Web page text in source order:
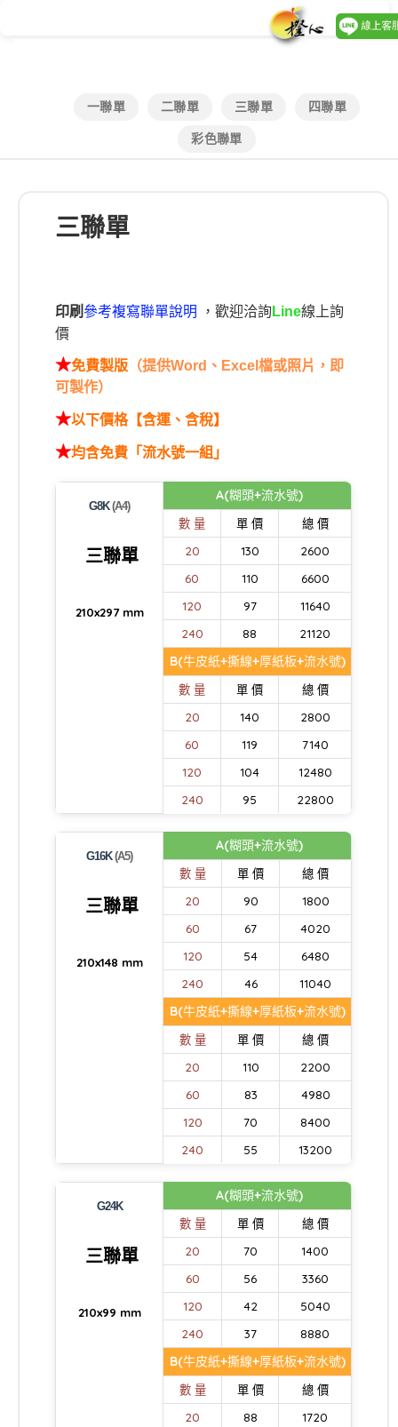
一聯單 二聯單 三聯單
四聯單
彩色聯單
三聯單
印刷參考複寫聯單說明 ，歡迎洽詢 Line線上詢
價
★免費製版 （提供Word、Excel檔或照片，即
可製作）
★以下價格【含運、含稅】
★均含免費「流水號一組」
G8K(A4)
三聯單
210x297 mm
A(糊頭+流水號)
數 量 單 價
總 價
20
130
2600
60
110
6600
120
97
11640
240
88 21120
B(牛皮紙+撕線+厚紙板+流水號)
數 量 單 價
總 價
20
140
2800
60
119
7140
120
104
12480
240
95 22800
G16K(A5)
三聯單
210x148 mm
A(糊頭+流水號)
數 量 單 價
總 價
20
90
1800
60
67
4020
120
54
6480
240
46 11040
B(牛皮紙+撕線+厚紙板+流水號)
數 量 單 價
總 價
20
110
2200
60
83
4980
120
70
8400
240
55 13200
G24K
三聯單
210x99 mm
A(糊頭+流水號)
數 量 單 價
總 價
20
70
1400
60
56
3360
120
42
5040
240
37 8880
B(牛皮紙+撕線+厚紙板+流水號)
數 量 單 價
總 價
20
88
1720